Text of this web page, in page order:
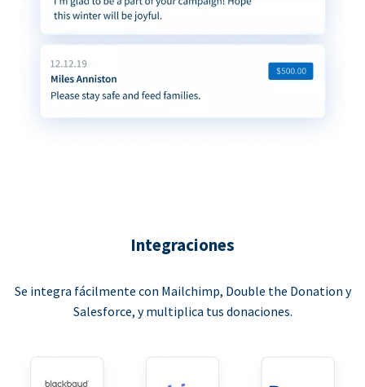
Integraciones
Se integra fácilmente con Mailchimp, Double the Donation y
Salesforce, y multiplica tus donaciones.